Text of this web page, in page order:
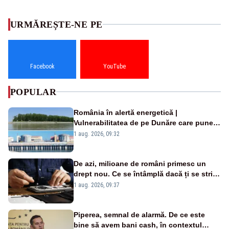
URMĂREȘTE-NE PE
Facebook YouTube
POPULAR
România în alertă energetică |
Vulnerabilitatea de pe Dunăre care pune
în pericol Centrala Cernavodă era
1 aug. 2026, 09:32
De azi, milioane de români primesc un
drept nou. Ce se întâmplă dacă ți se strică
un produs
1 aug. 2026, 09:37
Piperea, semnal de alarmă. De ce este
bine să avem bani cash, în contextul